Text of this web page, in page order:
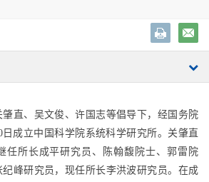
直、吴文俊、许国志等倡导下，经国务院
日成立中国科学院系统科学研究所。关肇直
任所长成平研究员、陈翰馥院士、郭雷院
峰研究员，现任所长李洪波研究员。在成